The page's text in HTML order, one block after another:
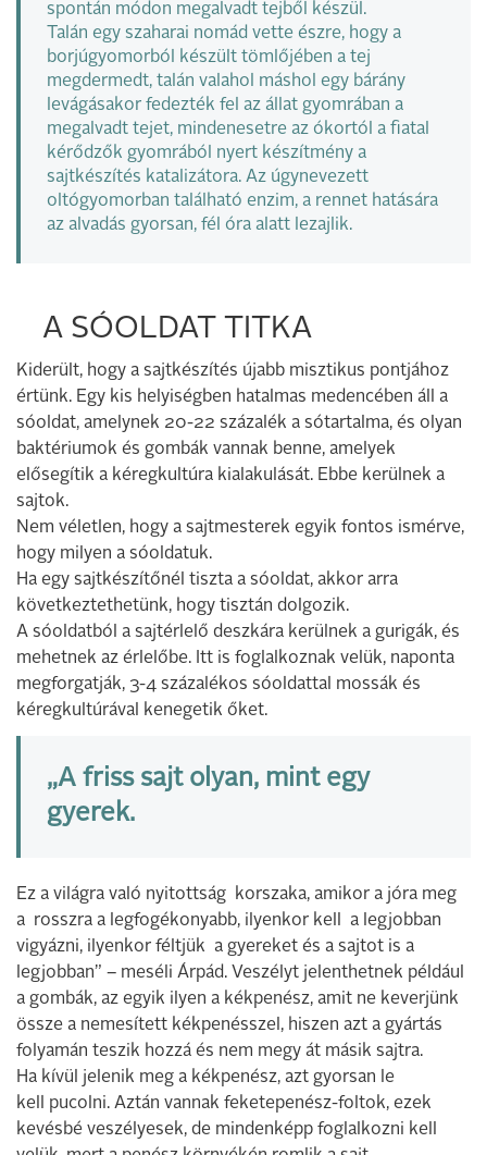
spontán módon megalvadt tejből készül.
Talán egy szaharai nomád vette észre, hogy a
borjúgyomorból készült tömlőjében a tej
megdermedt, talán valahol máshol egy bárány
levágásakor fedezték fel az állat gyomrában a
megalvadt tejet, mindenesetre az ókortól a fiatal
kérődzők gyomrából nyert készítmény a
sajtkészítés katalizátora. Az úgynevezett
oltógyomorban található enzim, a rennet hatására
az alvadás gyorsan, fél óra alatt lezajlik.
A SÓOLDAT TITKA
Kiderült, hogy a sajtkészítés újabb misztikus pontjához
értünk. Egy kis helyiségben hatalmas medencében áll a
sóoldat, amelynek 20-22 százalék a sótartalma, és olyan
baktériumok és gombák vannak benne, amelyek
elősegítik a kéregkultúra kialakulását. Ebbe kerülnek a
sajtok.
Nem véletlen, hogy a sajtmesterek egyik fontos ismérve,
hogy milyen a sóoldatuk.
Ha egy sajtkészítőnél tiszta a sóoldat, akkor arra
következtethetünk, hogy tisztán dolgozik.
A sóoldatból a sajtérlelő deszkára kerülnek a gurigák, és
mehetnek az érlelőbe. Itt is foglalkoznak velük, naponta
megforgatják, 3-4 százalékos sóoldattal mossák és
kéregkultúrával kenegetik őket.
„A friss sajt olyan, mint egy
gyerek.
Ez a világra való nyitottság korszaka, amikor a jóra meg
a rosszra a legfogékonyabb, ilyenkor kell a legjobban
vigyázni, ilyenkor féltjük a gyereket és a sajtot is a
legjobban” – meséli Árpád. Veszélyt jelenthetnek például
a gombák, az egyik ilyen a kékpenész, amit ne keverjünk
össze a nemesített kékpenésszel, hiszen azt a gyártás
folyamán teszik hozzá és nem megy át másik sajtra.
Ha kívül jelenik meg a kékpenész, azt gyorsan le
kell pucolni. Aztán vannak feketepenész-foltok, ezek
kevésbé veszélyesek, de mindenképp foglalkozni kell